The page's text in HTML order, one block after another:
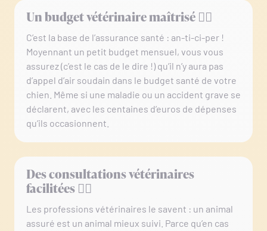
Un budget vétérinaire maîtrisé 🧘‍♀️
C’est la base de l’assurance santé : an-ti-ci-per !
Moyennant un petit budget mensuel, vous vous
assurez (c’est le cas de le dire !) qu’il n’y aura pas
d’appel d’air soudain dans le budget santé de votre
chien. Même si une maladie ou un accident grave se
déclarent, avec les centaines d’euros de dépenses
qu’ils occasionnent.
Des consultations vétérinaires
facilitées 👨‍⚕️
Les professions vétérinaires le savent : un animal
assuré est un animal mieux suivi. Parce qu’en cas